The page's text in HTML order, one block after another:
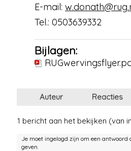
E-mail:
Tel.: 0503639332
Bijlagen:
Auteur Reacties
1 bericht aan het bekijken (van
Je moet ingelogd zijn om een
geven.